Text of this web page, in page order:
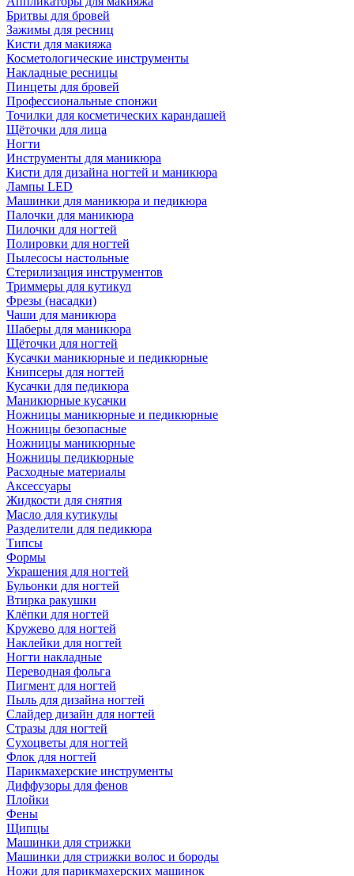
Бритвы для бровей
Зажимы для ресниц
Кисти для макияжа
Косметологические инструменты
Накладные ресницы
Пинцеты для бровей
Профессиональные спонжи
Точилки для косметических карандашей
Щёточки для лица
Ногти
Инструменты для маникюра
Кисти для дизайна ногтей и маникюра
Лампы LED
Машинки для маникюра и педикюра
Палочки для маникюра
Пилочки для ногтей
Полировки для ногтей
Пылесосы настольные
Стерилизация инструментов
Триммеры для кутикул
Фрезы (насадки)
Чаши для маникюра
Шаберы для маникюра
Щёточки для ногтей
Кусачки маникюрные и педикюрные
Книпсеры для ногтей
Кусачки для педикюра
Маникюрные кусачки
Ножницы маникюрные и педикюрные
Ножницы безопасные
Ножницы маникюрные
Ножницы педикюрные
Расходные материалы
Аксессуары
Жидкости для снятия
Масло для кутикулы
Разделители для педикюра
Типсы
Формы
Украшения для ногтей
Бульонки для ногтей
Втирка ракушки
Клёпки для ногтей
Кружево для ногтей
Наклейки для ногтей
Ногти накладные
Переводная фольга
Пигмент для ногтей
Пыль для дизайна ногтей
Слайдер дизайн для ногтей
Стразы для ногтей
Сухоцветы для ногтей
Флок для ногтей
Парикмахерские инструменты
Диффузоры для фенов
Плойки
Фены
Щипцы
Машинки для стрижки
Машинки для стрижки волос и бороды
Ножи для парикмахерских машинок